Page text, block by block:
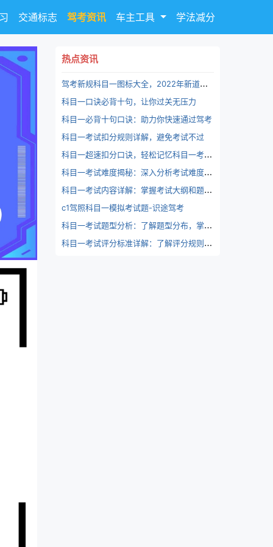
交通标志 驾考资讯 车主工具 学法减分
热点资讯
驾
考新规科目一图标大全，2022年新道路标志更新大全-识途驾考
科目一口诀必背十句，让你过关无压力
科目一必背十句口诀：助力你快速通过驾考
科目一考试扣分规则详解，避免考试不过
科
目一超速扣分口诀，轻松记忆科目一考试扣分规则
科
目一考试难度揭秘：深入分析考试难度、通过率、及格分数线等因素，评估考试难度
科
目一考试内容详解：掌握考试大纲和题型分布，有针对性备考，轻松通过考试
c1驾照科目一模拟考试题-识途驾考
科
目一考试题型分析：了解题型分布，掌握答题技巧，提高考试得分率
科
目一考试评分标准详解：了解评分规则，掌握考试技巧，稳扎稳打，轻松过关